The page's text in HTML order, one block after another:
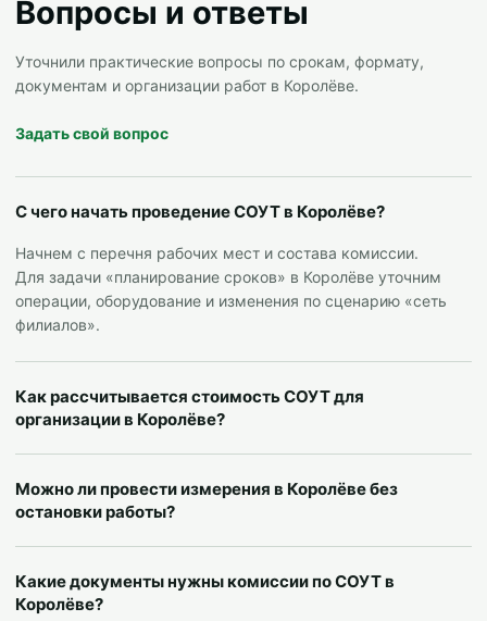
Вопросы и ответы
Уточнили практические вопросы по срокам, формату,
документам и организации работ в Королёве.
Задать свой вопрос
С чего начать проведение СОУТ в Королёве?
Начнем с перечня рабочих мест и состава комиссии.
Для задачи «планирование сроков» в Королёве уточним
операции, оборудование и изменения по сценарию «сеть
филиалов».
Как рассчитывается стоимость СОУТ для
организации в Королёве?
Можно ли провести измерения в Королёве без
остановки работы?
Какие документы нужны комиссии по СОУТ в
Королёве?